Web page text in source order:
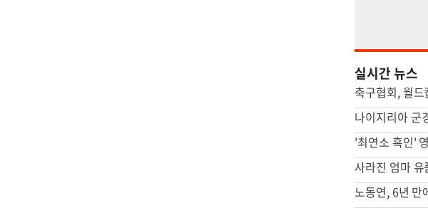
실시간 뉴스